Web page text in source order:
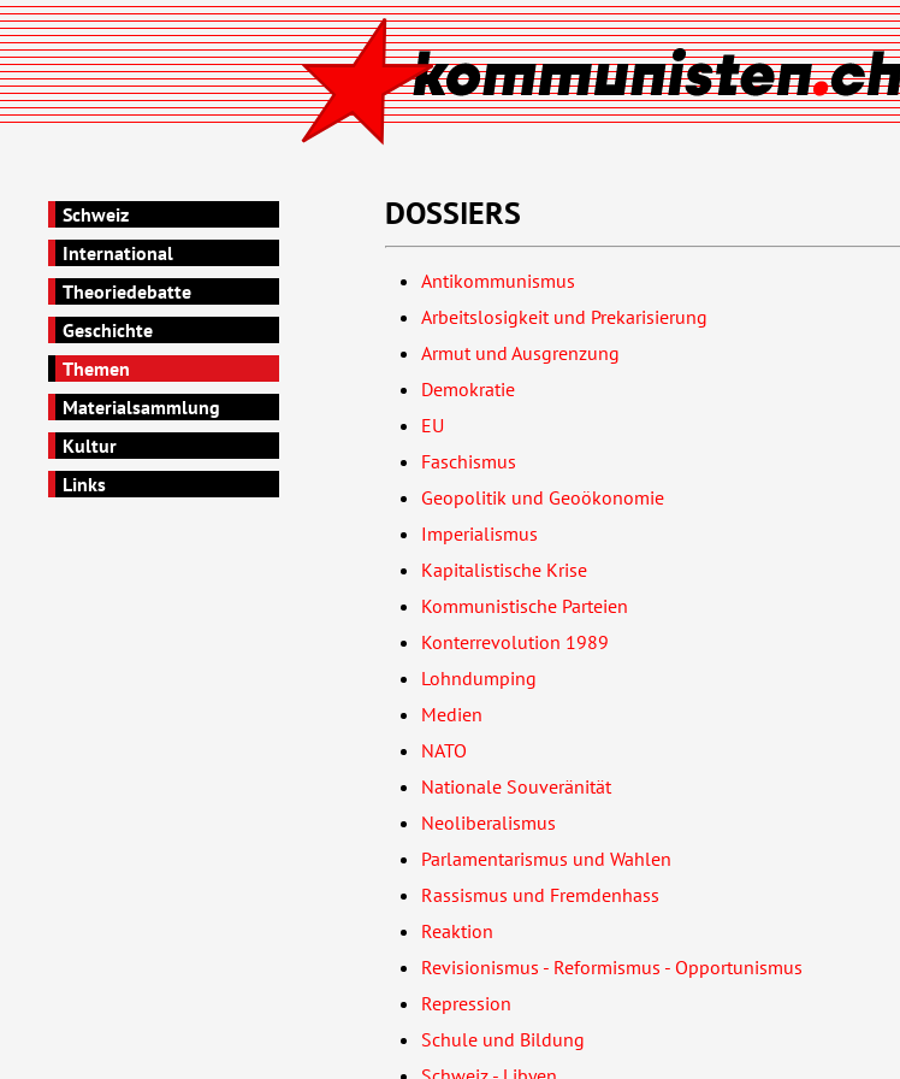
Schweiz
International
Theoriedebatte
Geschichte
Themen
Materialsammlung
Kultur
Links
DOSSIERS
Antikommunismus
Arbeitslosigkeit und Prekarisierung
Armut und Ausgrenzung
Demokratie
EU
Faschismus
Geopolitik und Geoökonomie
Imperialismus
Kapitalistische Krise
Kommunistische Parteien
Konterrevolution 1989
Lohndumping
Medien
NATO
Nationale Souveränität
Neoliberalismus
Parlamentarismus und Wahlen
Rassismus und Fremdenhass
Reaktion
Revisionismus - Reformismus - Opportunismus
Repression
Schule und Bildung